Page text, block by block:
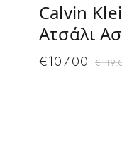
Calvin
Ατσάλι
€
€107.00